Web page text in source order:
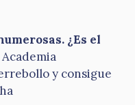
¿Es el
Academia
y consigue